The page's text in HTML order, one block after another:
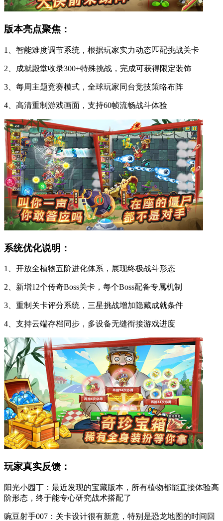
版本亮点聚焦：
1、智能难度调节系统，根据玩家实力动态匹配挑战关卡
2、成就殿堂收录300+特殊挑战，完成可获得限定装饰
3、每周主题竞赛模式，全球玩家同台竞技策略布阵
4、高清重制游戏画面，支持60帧流畅战斗体验
系统优化说明：
1、开放全植物五阶进化体系，展现终极战斗形态
2、新增12个传奇Boss关卡，每个Boss配备专属机制
3、重制关卡评分系统，三星挑战增加隐藏成就条件
4、支持云端存档同步，多设备无缝衔接游戏进度
玩家真实反馈：
阳光小园丁：最近发现的宝藏版本，所有植物都能直接体验高
阶形态，终于能专心研究战术搭配了
豌豆射手007：关卡设计很有新意，特别是恐龙地图的时间回